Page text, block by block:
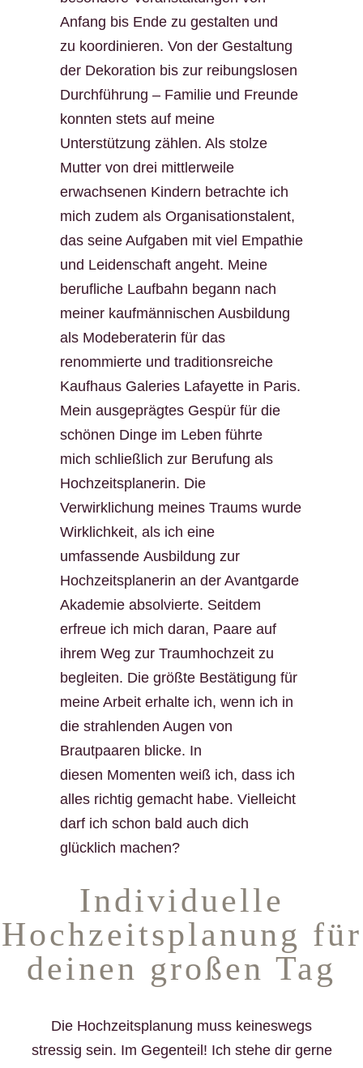
Anfang bis Ende zu gestalten und
zu koordinieren. Von der Gestaltung
der Dekoration bis zur reibungslosen
Durchführung – Familie und Freunde
konnten stets auf meine
Unterstützung zählen. Als stolze
Mutter von drei mittlerweile
erwachsenen Kindern betrachte ich
mich zudem als Organisationstalent,
das seine Aufgaben mit viel Empathie
und Leidenschaft angeht. Meine
berufliche Laufbahn begann nach
meiner kaufmännischen Ausbildung
als Modeberaterin für das
renommierte und traditionsreiche
Kaufhaus Galeries Lafayette in Paris.
Mein ausgeprägtes Gespür für die
schönen Dinge im Leben führte
mich schließlich zur Berufung als
Hochzeitsplanerin. Die
Verwirklichung meines Traums wurde
Wirklichkeit, als ich eine
umfassende Ausbildung zur
Hochzeitsplanerin an der Avantgarde
Akademie absolvierte. Seitdem
erfreue ich mich daran, Paare auf
ihrem Weg zur Traumhochzeit zu
begleiten. Die größte Bestätigung für
meine Arbeit erhalte ich, wenn ich in
die strahlenden Augen von
Brautpaaren blicke. In
diesen Momenten weiß ich, dass ich
alles richtig gemacht habe. Vielleicht
darf ich schon bald auch dich
glücklich machen?
Individuelle
Hochzeitsplanung für
deinen großen Tag
Die Hochzeitsplanung muss keineswegs
stressig sein. Im Gegenteil! Ich stehe dir gerne